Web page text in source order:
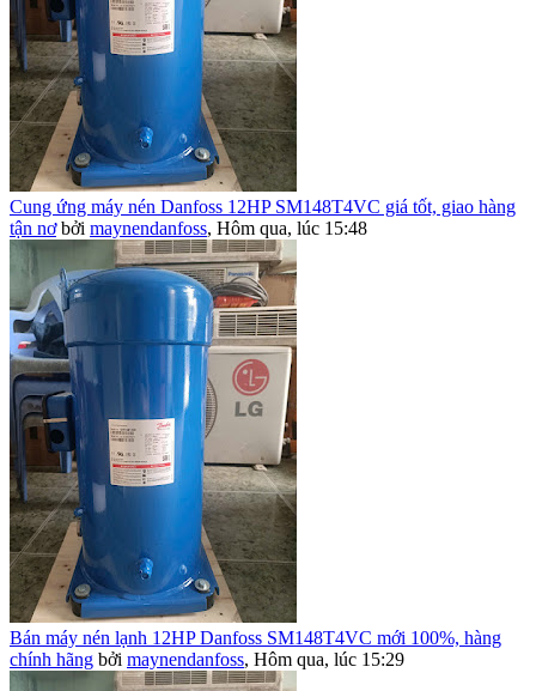
Cung ứng máy nén Danfoss 12HP SM148T4VC giá tốt, giao hàng
tận nơ bởi maynendanfoss, Hôm qua, lúc 15:48
Bán máy nén lạnh 12HP Danfoss SM148T4VC mới 100%, hàng
chính hãng bởi maynendanfoss, Hôm qua, lúc 15:29